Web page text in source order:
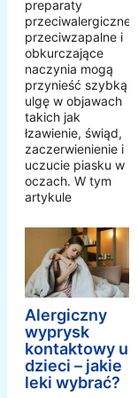
preparaty
przeciwalergiczne,
przeciwzapalne i
obkurczające
naczynia mogą
przynieść szybką
ulgę w objawach
takich jak
łzawienie, świąd,
zaczerwienienie i
uczucie piasku w
oczach. W tym
artykule
Alergiczny
wyprysk
kontaktowy u
dzieci – jakie
leki wybrać?